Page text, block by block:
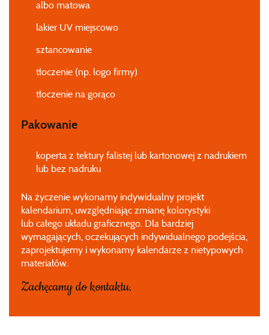
albo matowa
lakier UV miejscowo
sztancowanie
tłoczenie (np. logo firmy)
tłoczenie na gorąco
Pakowanie
koperta z tektury falistej lub kartonowej z nadrukiem
lub bez nadruku
Na życzenie wykonamy indywidualny projekt
kalendarium, uwzględniając zmianę kolorystyki
lub całego układu graficznego. Dla bardziej
wymagających, oczekujących indywidualnego podejścia,
zaprojektujemy i wykonamy kalendarze z nietypowych
materiałów.
Zachęcamy do kontaktu.